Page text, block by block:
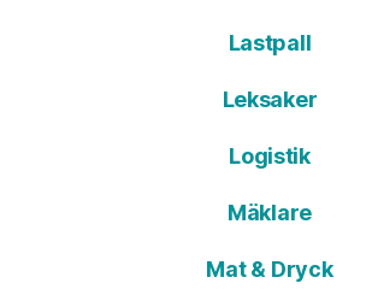
Lastpall
Leksaker
Logistik
Mäklare
Mat & Dryck